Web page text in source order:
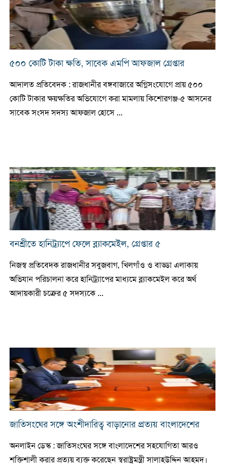
৫০০ কোটি টাকা ক্ষতি, সাবেক এমপি আফজাল গ্রেপ্তার
আদালত প্রতিবেদক : রাজধানীর বঙ্গবাজারে অগ্নিসংযোগে প্রায় ৫০০
কোটি টাকার ক্ষয়ক্ষতির অভিযোগে করা মামলায় কিশোরগঞ্জ-৫ আসনের
সাবেক সংসদ সদস্য আফজাল হোসে ...
বনশ্রীতে হানিট্র্যাপে ফেলে ব্ল্যাকমেইল, গ্রেপ্তার ৫
নিজস্ব প্রতিবেদক রাজধানীর সবুজবাগ, খিলগাঁও ও বাড্ডা এলাকায়
অভিযান পরিচালনা করে হানিট্র্যাপের মাধ্যমে ব্ল্যাকমেইল করে অর্থ
আদায়কারী চক্রের ৫ সদস্যকে ...
জাতিসংঘের সঙ্গে অংশীদারিত্ব বাড়ানোর প্রত্যয় বাংলাদেশের
অনলাইন ডেস্ক : জাতিসংঘের সঙ্গে বাংলাদেশের সহযোগিতা আরও
শক্তিশালী করার প্রত্যয় ব্যক্ত করেছেন স্বরাষ্ট্রমন্ত্রী সালাহউদ্দিন আহমদ।